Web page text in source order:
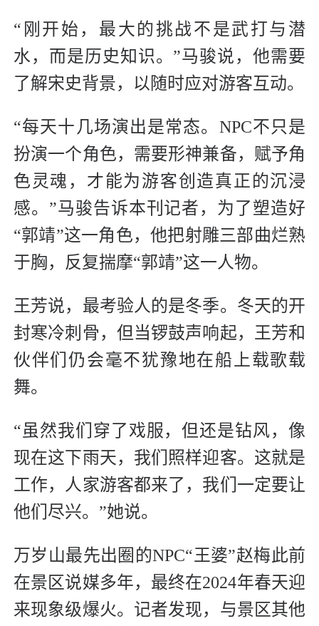
“刚开始，最大的挑战不是武打与潜
水，而是历史知识。”马骏说，他需要
了解宋史背景，以随时应对游客互动。
“每天十几场演出是常态。NPC不只是
扮演一个角色，需要形神兼备，赋予角
色灵魂，才能为游客创造真正的沉浸
感。”马骏告诉本刊记者，为了塑造好
“郭靖”这一角色，他把射雕三部曲烂熟
于胸，反复揣摩“郭靖”这一人物。
王芳说，最考验人的是冬季。冬天的开
封寒冷刺骨，但当锣鼓声响起，王芳和
伙伴们仍会毫不犹豫地在船上载歌载
舞。
“虽然我们穿了戏服，但还是钻风，像
现在这下雨天，我们照样迎客。这就是
工作，人家游客都来了，我们一定要让
他们尽兴。”她说。
万岁山最先出圈的NPC“王婆”赵梅此前
在景区说媒多年，最终在2024年春天迎
来现象级爆火。记者发现，与景区其他